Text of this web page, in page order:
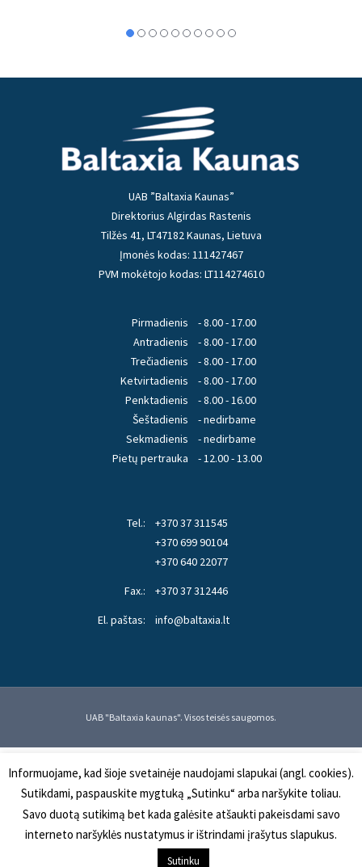
UAB ”Baltaxia Kaunas”
Direktorius Algirdas Rastenis
Tilžės 41, LT47182 Kaunas, Lietuva
Įmonės kodas: 111427467
PVM mokėtojo kodas: LT114274610
Pirmadienis
Antradienis
Trečiadienis
Ketvirtadienis
Penktadienis
Šeštadienis
Sekmadienis
Pietų pertrauka
- 8.00 - 17.00
- 8.00 - 17.00
- 8.00 - 17.00
- 8.00 - 17.00
- 8.00 - 16.00
- nedirbame
- nedirbame
- 12.00 - 13.00
Tel.:
+370 37 311545
+370 699 90104
+370 640 22077
Fax.:
+370 37 312446
El. paštas:
info@baltaxia.lt
UAB "Baltaxia kaunas". Visos teisės saugomos.
Informuojame, kad šioje svetainėje naudojami slapukai (angl. cookies).
Sutikdami, paspauskite mygtuką „Sutinku“ arba naršykite toliau.
Savo duotą sutikimą bet kada galėsite atšaukti pakeisdami savo
interneto naršyklės nustatymus ir ištrindami įrašytus slapukus.
Sutinku